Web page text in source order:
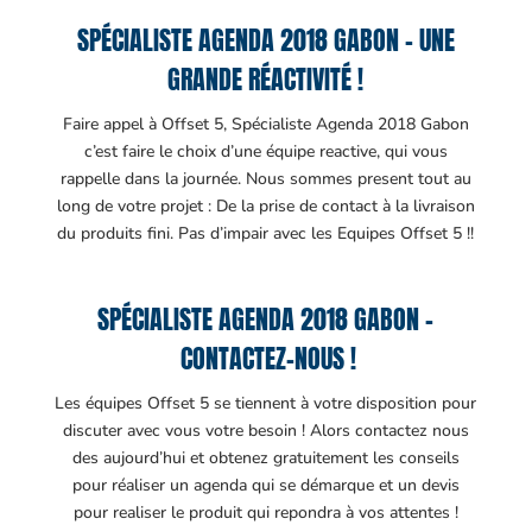
SPÉCIALISTE AGENDA 2018 GABON – UNE
GRANDE RÉACTIVITÉ !
Faire appel à Offset 5, Spécialiste Agenda 2018 Gabon
c’est faire le choix d’une équipe reactive, qui vous
rappelle dans la journée. Nous sommes present tout au
long de votre projet : De la prise de contact à la livraison
du produits fini. Pas d’impair avec les Equipes Offset 5 !!
SPÉCIALISTE AGENDA 2018 GABON –
CONTACTEZ-NOUS !
Les équipes Offset 5 se tiennent à votre disposition pour
discuter avec vous votre besoin ! Alors contactez nous
des aujourd’hui et obtenez gratuitement les conseils
pour réaliser un agenda qui se démarque et un devis
pour realiser le produit qui repondra à vos attentes !